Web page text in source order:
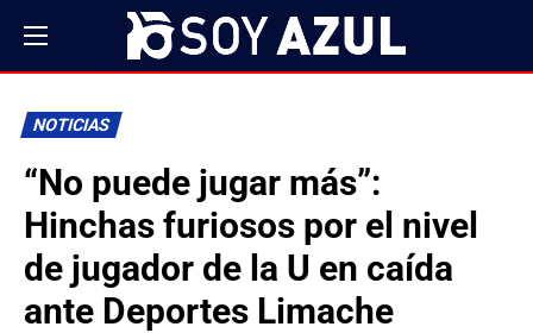
NOTICIAS
“No puede jugar más”:
Hinchas furiosos por el nivel
de jugador de la U en caída
ante Deportes Limache